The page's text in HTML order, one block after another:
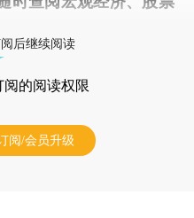
后继续阅读
阅的阅读权限
阅/会员升级